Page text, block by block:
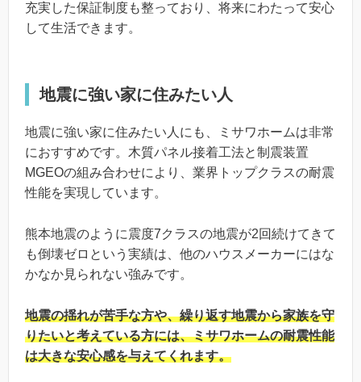
充実した保証制度も整っており、将来にわたって安心
して生活できます。
地震に強い家に住みたい人
地震に強い家に住みたい人にも、ミサワホームは非常
におすすめです。木質パネル接着工法と制震装置
MGEOの組み合わせにより、業界トップクラスの耐震
性能を実現しています。
熊本地震のように震度7クラスの地震が2回続けてきて
も倒壊ゼロという実績は、他のハウスメーカーにはな
かなか見られない強みです。
地震の揺れが苦手な方や、繰り返す地震から家族を守
りたいと考えている方には、ミサワホームの耐震性能
は大きな安心感を与えてくれます。